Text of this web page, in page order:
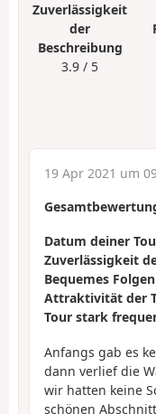
Zuverlässigkeit
der
Beschreibung
3.9 / 5
19 Apr 2021 um
Datum deiner
Zuverlässigkeit
Bequemes
Attraktivität der
Tour stark
Anfangs gab es
dann verlief die
wir hatten keine
schönen